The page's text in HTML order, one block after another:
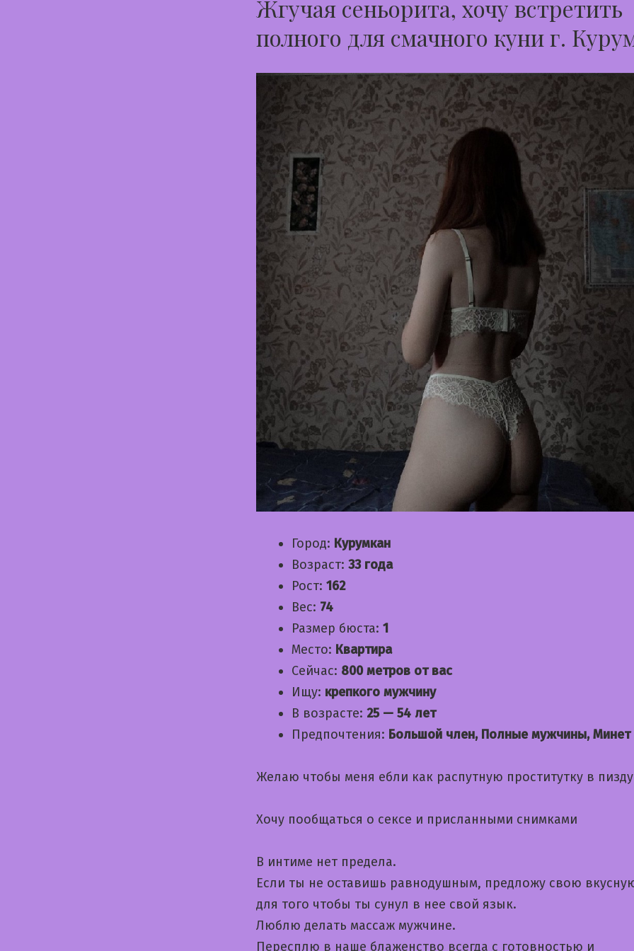
Жгучая сеньорита, хочу встретить
полного для смачного куни г.
Город: Курумкан
Возраст: 33 года
Рост: 162
Вес: 74
Размер бюста: 1
Место: Квартира
Сейчас: 800 метров от вас
Ищу: крепкого мужчину
В возрасте: 25 — 54 лет
Предпочтения: Большой член, Полные мужчины, Минет
Желаю чтобы меня ебли как распутную проститутку в пизду
Хочу пообщаться о сексе и приcланными снимками
В интиме нет предела.
Если ты не оставишь равнодушным, предложу свою
для того чтобы ты сунул в нее свой язык.
Люблю делать массаж мужчине.
Пересплю в наше блаженство всегда с готовностью и